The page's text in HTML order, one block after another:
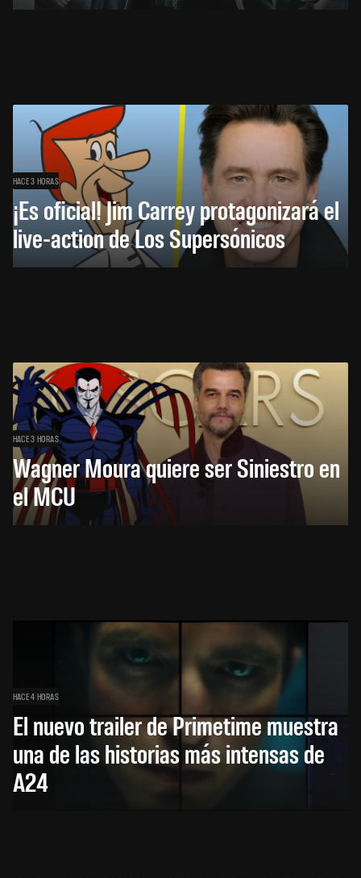
HACE 3 HORAS
¡Es oficial! Jim Carrey protagonizará el
live-action de Los Supersónicos
HACE 3 HORAS
Wagner Moura quiere ser Siniestro en
el MCU
HACE 4 HORAS
El nuevo trailer de Primetime muestra
una de las historias más intensas de
A24